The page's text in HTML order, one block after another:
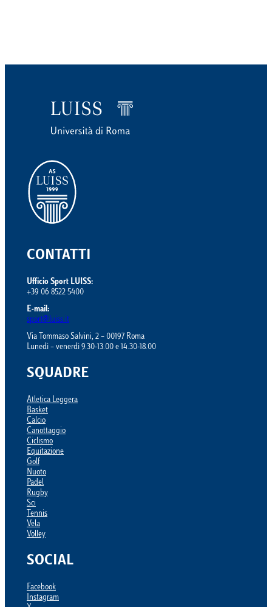
CONTATTI
Ufficio Sport LUISS:
+39 06 8522 5400
E-mail:
sport@luiss.it
Via Tommaso Salvini, 2 – 00197 Roma
Lunedì – venerdì 9.30-13.00 e 14.30-18.00
SQUADRE
Atletica Leggera
Basket
Calcio
Canottaggio
Ciclismo
Equitazione
Golf
Nuoto
Padel
Rugby
Sci
Tennis
Vela
Volley
SOCIAL
Facebook
Instagram